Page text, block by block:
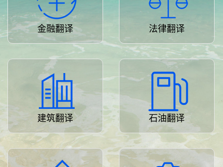
金融翻译 法律翻译
建筑翻译 石油翻译